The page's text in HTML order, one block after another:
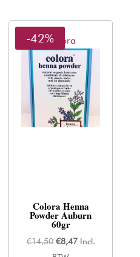
Colora
-42%
Colora Henna
Powder Auburn
60gr
€14,50 Oorspronkelijke
€8,47Huidige
Incl.